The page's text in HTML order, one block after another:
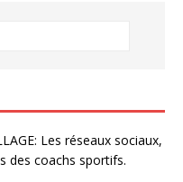
Les réseaux sociaux,
des coachs sportifs.